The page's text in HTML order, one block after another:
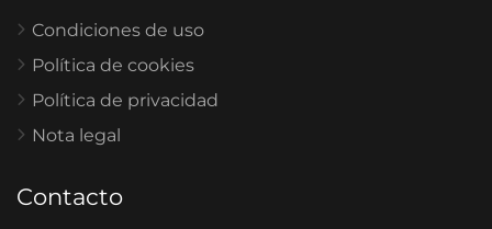
Condiciones de uso
Política de cookies
Política de privacidad
Nota legal
Contacto